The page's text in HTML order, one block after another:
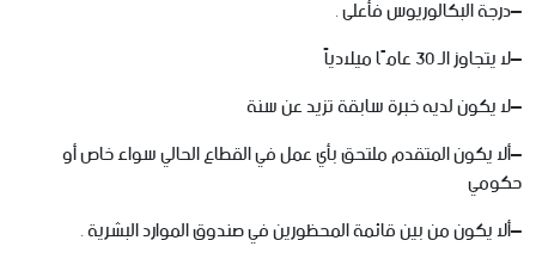
–درجةالبكالوريوسفأعلى.
–لايتجاوزالـ30 عامًاميلادياً
–لايكونلديهخبرةسابقةتزيدعنسنة
–ألايكونالمتقدمملتحقبأيعملفيالقطاعالحاليسواءخاصأو
حكومي
–ألايكونمنبينقائمةالمحظورينفيصندوقالمواردالبشرية.